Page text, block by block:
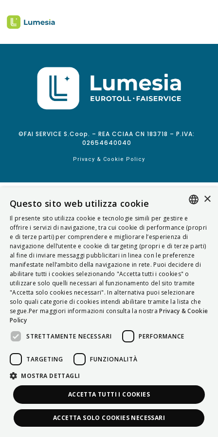
©FAI SERVICE S.Coop. – REA CCIAA CN 183718 – P.IVA:
02654640040
Privacy & Cookie Policy
ITALIAN
ENGLISH
FRENCH
HUNGARIAN
DEUTSCH
POLSKI
PORTUGUÊS
×
Questo sito web utilizza cookie
Il presente sito utilizza cookie e tecnologie simili per gestire e
offrire i servizi di navigazione, tra cui cookie di performance (propri
e di terze parti) per comprendere e migliorare l’esperienza di
navigazione dell’utente e cookie di targeting (propri e di terze parti)
al fine di inviare messaggi pubblicitari in linea con le preferenze
manifestate nell’ambito della navigazione in rete. Puoi decidere di
abilitare tutti i cookies selezionando "Accetta tutti i cookies" o
utilizzare solo quelli necessari al funzionamento del sito tramite
"Accetta solo cookies necessari". In alternativa puoi selezionare
solo quali categorie di cookies intendi abilitare tramite la lista che
segue.Per maggiori informazioni consulta la nostra Privacy & Cookie
Policy
STRETTAMENTE NECESSARI
PERFORMANCE
TARGETING FUNZIONALITÀ
MOSTRA DETTAGLI
ACCETTA TUTTI I COOKIES
ACCETTA SOLO COOKIES NECESSARI